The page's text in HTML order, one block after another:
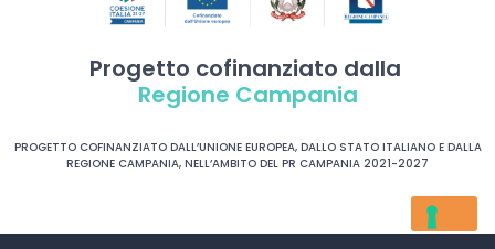
Progetto cofinanziato dalla
Regione Campania
PROGETTO COFINANZIATO DALL’UNIONE EUROPEA, DALLO STATO ITALIANO E DALLA
REGIONE CAMPANIA, NELL’AMBITO DEL PR CAMPANIA 2021-2027